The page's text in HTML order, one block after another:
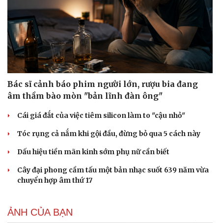
Du lịch
Tư vấn
Săn Tour
check-in
Podcast
Câu chuyện thời sự
Đọc truyện đêm khuya
Cửa sổ tình yêu
Kể chuyện cho bé
Hạt giống tâm hồn
Bác sĩ cảnh báo phim người lớn, rượu bia đang
âm thầm bào mòn "bản lĩnh đàn ông"
Cái giá đắt của việc tiêm silicon làm to "cậu nhỏ"
Tóc rụng cả nắm khi gội đầu, đừng bỏ qua 5 cách này
Dấu hiệu tiền mãn kinh sớm phụ nữ cần biết
Cây đại phong cầm tấu một bản nhạc suốt 639 năm vừa
chuyển hợp âm thứ 17
ẢNH CỦA BẠN